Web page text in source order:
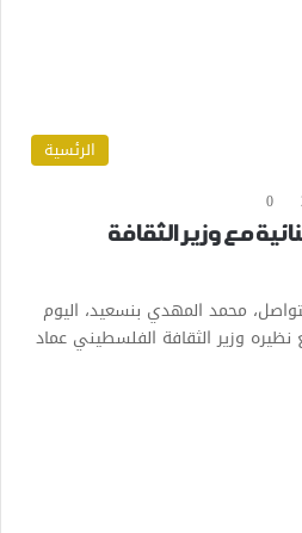
الرئسية
0
مع وزير الثقافة
محمد المهدي بنسعيد، اليوم
نظيره وزير الثقافة الفلسطيني عماد